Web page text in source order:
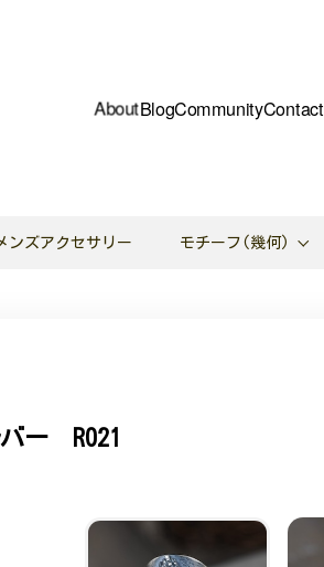
AboutBlogCommunityContact
ンズアクセサリー モチーフ(幾何)
ー R021